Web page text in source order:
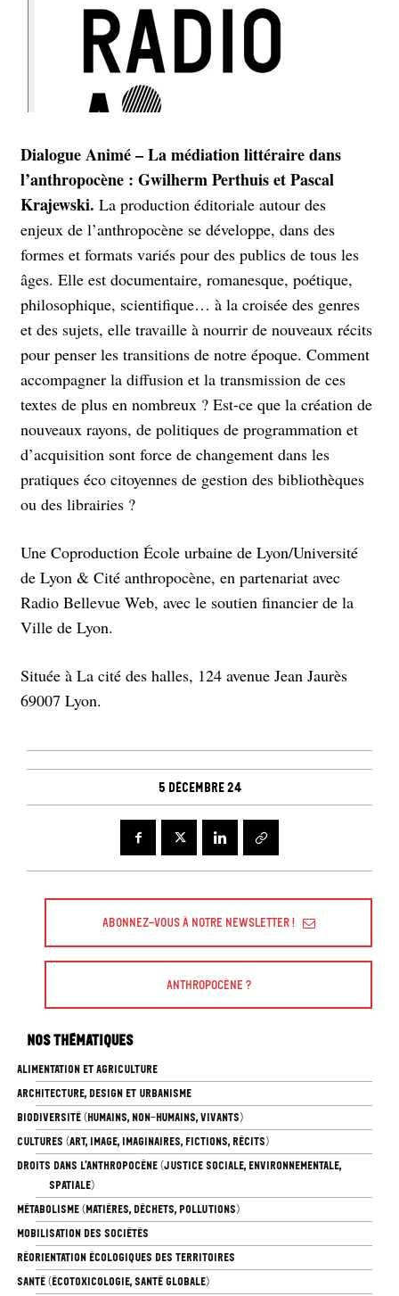
Dialogue Animé – La médiation littéraire dans
l’anthropocène : Gwilherm Perthuis et Pascal
Krajewski. La production éditoriale autour des
enjeux de l’anthropocène se développe, dans des
formes et formats variés pour des publics de tous les
âges. Elle est documentaire, romanesque, poétique,
philosophique, scientifique… à la croisée des genres
et des sujets, elle travaille à nourrir de nouveaux récits
pour penser les transitions de notre époque. Comment
accompagner la diffusion et la transmission de ces
textes de plus en nombreux ? Est-ce que la création de
nouveaux rayons, de politiques de programmation et
d’acquisition sont force de changement dans les
pratiques éco citoyennes de gestion des bibliothèques
ou des librairies ?
Une Coproduction École urbaine de Lyon/Université
de Lyon & Cité anthropocène, en partenariat avec
Radio Bellevue Web, avec le soutien financier de la
Ville de Lyon.
Située à La cité des halles, 124 avenue Jean Jaurès
69007 Lyon.
5 décembre 24
Abonnez-vous à Notre Newsletter !
Anthropocène ?
Nos thématiques
ALIMENTATION ET AGRICULTURE
ARCHITECTURE, DESIGN ET URBANISME
BIODIVERSITÉ (HUMAINS, NON-HUMAINS, VIVANTS)
CULTURES (ART, IMAGE, IMAGINAIRES, FICTIONS, RÉCITS)
DROITS DANS L’ANTHROPOCÈNE (JUSTICE SOCIALE, ENVIRONNEMENTALE,
SPATIALE)
MÉTABOLISME (MATIÈRES, DÉCHETS, POLLUTIONS)
MOBILISATION DES SOCIÉTÉS
RÉORIENTATION ÉCOLOGIQUES DES TERRITOIRES
SANTÉ (ÉCOTOXICOLOGIE, SANTÉ GLOBALE)